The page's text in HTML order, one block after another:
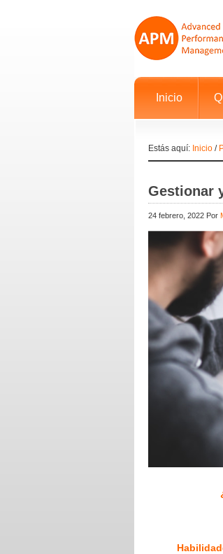
Inicio
Estás aquí: Inicio /
Gestionar
24 febrero, 2022 Por